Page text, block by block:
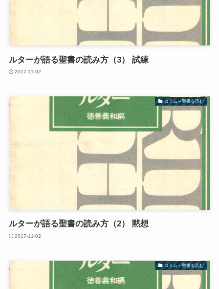
ルターが語る聖書の読み方（3） 試練
2017-11-02
コラム～聖書を読む
ルターが語る聖書の読み方（2） 黙想
2017-11-02
コラム～聖書を読む